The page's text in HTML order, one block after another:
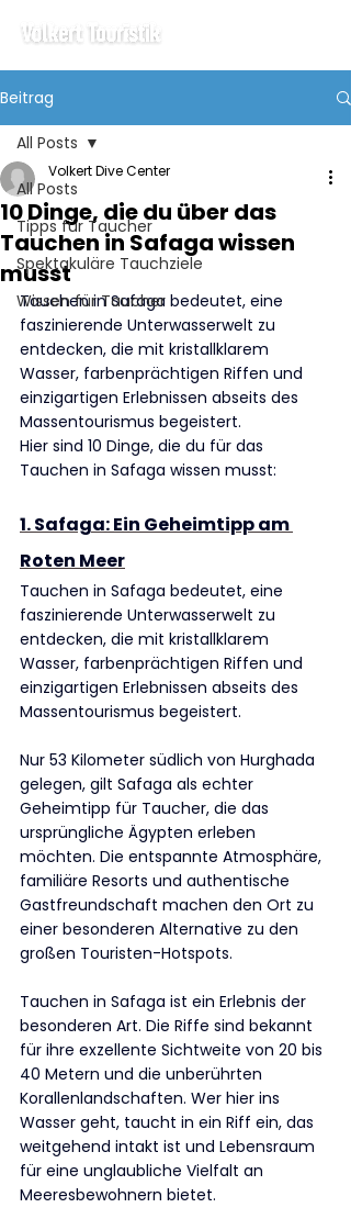
Beitrag
All Posts
Tipps für Taucher
Spektakuläre Tauchziele
Wissen für Taucher
All Posts
10 Dinge, die du über das
Tauchen in Safaga wissen
musst
Volkert Dive Center
Tauchen in Safaga bedeutet, eine
faszinierende Unterwasserwelt zu
entdecken, die mit kristallklarem
Wasser, farbenprächtigen Riffen und
einzigartigen Erlebnissen abseits des
Massentourismus begeistert.
Hier sind 10 Dinge, die du für das
Tauchen in Safaga wissen musst:
1. Safaga: Ein Geheimtipp am
Roten Meer
Tauchen in Safaga bedeutet, eine
faszinierende Unterwasserwelt zu
entdecken, die mit kristallklarem
Wasser, farbenprächtigen Riffen und
einzigartigen Erlebnissen abseits des
Massentourismus begeistert.
Nur 53 Kilometer südlich von Hurghada
gelegen, gilt Safaga als echter
Geheimtipp für Taucher, die das
ursprüngliche Ägypten erleben
möchten. Die entspannte Atmosphäre,
familiäre Resorts und authentische
Gastfreundschaft machen den Ort zu
einer besonderen Alternative zu den
großen Touristen-Hotspots.
Tauchen in Safaga ist ein Erlebnis der
besonderen Art. Die Riffe sind bekannt
für ihre exzellente Sichtweite von 20 bis
40 Metern und die unberührten
Korallenlandschaften. Wer hier ins
Wasser geht, taucht in ein Riff ein, das
weitgehend intakt ist und Lebensraum
für eine unglaubliche Vielfalt an
Meeresbewohnern bietet.